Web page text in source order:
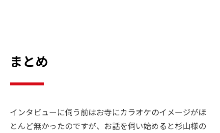
まとめ
インタビューに伺う前はお寺にカラオケのイメージがほ
とんど無かったのですが、お話を伺い始めると杉山様の